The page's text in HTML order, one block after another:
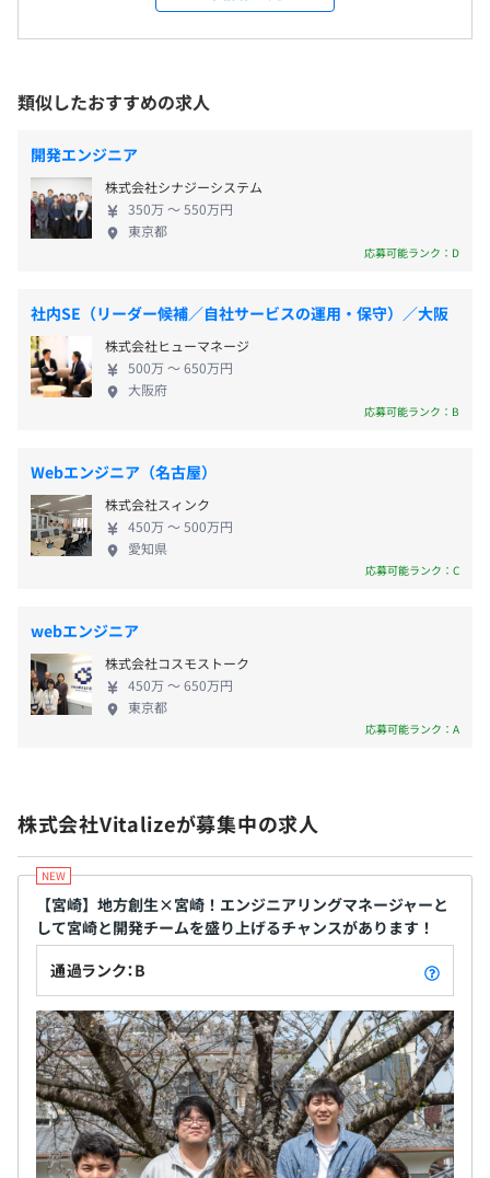
Laravel,、WordPress...）、Python * Lambda、Java、
・フロント：React、Angular、Vue、OpenAPI／graphql
／gRPC
・クロスプラットフォーム：ionic、Monaca、Flutter、
ReactNative...
・インフラ：AWS、GCP、Azure、Niftyクラウド、
Vagrant系…
・DevOps：NewRelic、Sentry、DataDog、
ClowdWatch、WAF、GuardDuty、Redash、Metabase、
QuickSight、Dr.Sum、Motionboard、Tableau、
Shopify、Salesforce...
・DB等：MySQL、Oracle、Postgres、MongoDB、
memcache、Redis、Elasticsearch、DB2、Redshift、
BigQuery、Firebase ...
半年間に1回（7、1月）の評価会があります。全社員の前
で自分の半年間取り組んだ業務内容のプレゼンをしていた
だきます。
の評価を見える状態にしています。年功序列ではなく、実
ます。
■昇給実績
毎回、年収ベースで150万〜200万ぐらいの金額が上がる
人がいます。過去最高では400万近い昇給実績もありま
す。（※半年の評価です。半年後に評価がよければさらに
上がります！）
全社130名のうち、エンジニア120名で構成されていま
す。
・交通費支給（上限3万円）
・子ども手当
・飲み会手当
・資格取得手当
なし
・関東ITソフトウェア健康保険組合加入
・社会保険完備（健康保険・厚生年金加入・雇用保険・労
◎保養施設や健保大会、各種補助などのさまざまな福利厚
生が受けられます。
なし
ィング事業) ／ 地方創生(農業事業・養殖事業・教育
事業・不動産事業・音楽事業)を展開。 中でもビジネ
のビジネスを成功させるためのシステム開発を提供
するという意味を込めています。要件定義、設計、開
発、テストまですべて自社で一貫して対応してお
り、エンジニアは、上流から下流までの全工程で活
躍していただけます。 多角的な事業展開をしている
当社では、配属先は本人の希望と適性をもとに入社
後に決定します。年齢や社歴に関係なく、エンジニア
意しており、 本人が望むキャリアしだいでグループ
内のさまざまな事業に携わることが可能です。地方創
生に本気で取り組んでおり、企画力や想い、実行力
があれば、新しいビジネスを生み出すチャンスも与
えられます。 AWS＋Railsをベースとした、最新の開
を実現。 「どうやったらできるのか」という提案を
徹底することで、お客様ニーズを100％満たす高品質
なアウトプットを可能にしています。わたしたちと一
緒に日本を活性化しませんか？
類似したおすすめの求人
開発エンジニア
株式会社シナジーシステム
350万 〜 550万円
東京都
応募可能ランク：D
社内SE（リーダー候補／自社サービスの運用・保守）／大阪
株式会社ヒューマネージ
500万 〜 650万円
大阪府
応募可能ランク：B
Webエンジニア（名古屋）
株式会社スィンク
450万 〜 500万円
愛知県
応募可能ランク：C
webエンジニア
株式会社コスモストーク
450万 〜 650万円
東京都
応募可能ランク：A
株式会社Vitalizeが募集中の求人
【宮崎】地方創生×宮崎！エンジニアリングマネージャーと
して宮崎と開発チームを盛り上げるチャンスがあります！
通過ランク：B